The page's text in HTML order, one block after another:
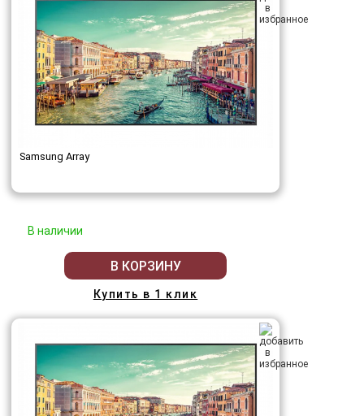
Samsung Array
В наличии
В КОРЗИНУ
Купить в 1 клик